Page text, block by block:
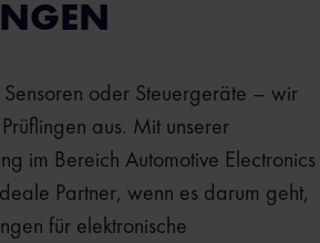
oder Steuergeräte – wir
aus. Mit unserer
im Bereich Automotive Electronics
Partner, wenn es darum geht,
für elektronische